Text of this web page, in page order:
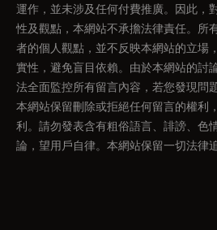
運作，並未涉及任何付費推廣。因此，
性及觀點，本網站不承擔法律責任。所
者的個人觀點，並不反映本網站的立場
實性，避免盲目依賴。由於本網站的討
法全面監控所有留言內容，若您發現問
本網站保留刪除或拒絕任何留言的權利
利。請勿發表含有粗俗語言、誹謗、色
論，望用戶自律。本網站保留一切法律